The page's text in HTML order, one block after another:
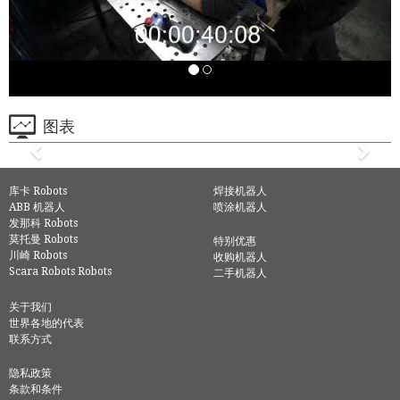
图表
库卡 Robots
ABB 机器人
发那科 Robots
莫托曼 Robots
川崎 Robots
Scara Robots Robots
焊接机器人
喷涂机器人
特别优惠
收购机器人
二手机器人
关于我们
世界各地的代表
联系方式
隐私政策
条款和条件